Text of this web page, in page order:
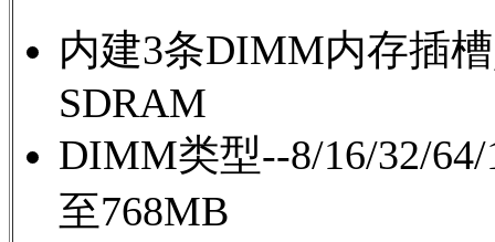
内建3条DIMM内存插
SDRAM
DIMM类型--8/16/32/
至768MB